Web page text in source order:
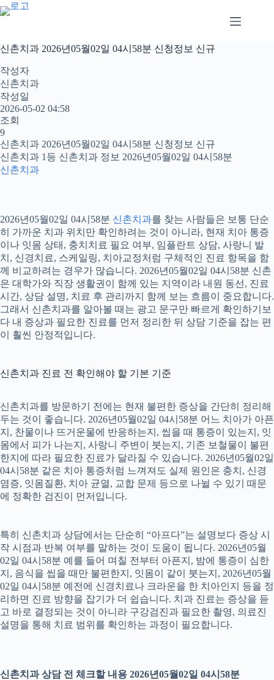
본
문
로
건
너
뛰
기
신촌치과 2026년05월02일 04시58분 신청정보 신규
작성자
신촌치과
작성일
2026-05-02 04:58
조회
9
신촌치과 2026년05월02일 04시58분 신청정보 신규
신촌치과 1등 신촌치과 정보 2026년05월02일 04시58분
신촌치과
2026년05월02일 04시58분 신촌치과를 찾는 사람들은 보통 단순
히 가까운 치과 위치만 확인하려는 것이 아니라, 현재 치아 통증
이나 잇몸 상태, 충치치료 필요 여부, 임플란트 상담, 사랑니 발
치, 신경치료, 스케일링, 치아교정처럼 구체적인 진료 항목을 함
께 비교하려는 경우가 많습니다. 2026년05월02일 04시58분 신촌
은 대학가와 직장 생활권이 함께 있는 지역이라 내원 동선, 진료
시간, 상담 설명, 치료 후 관리까지 함께 보는 흐름이 중요합니다.
그래서 신촌치과를 알아볼 때는 광고 문구만 빠르게 확인하기보
다 내 증상과 필요한 진료를 먼저 정리한 뒤 상담 기준을 잡는 편
이 훨씬 안정적입니다.
신촌치과 진료 전 확인해야 할 기본 기준
신촌치과를 방문하기 전에는 현재 불편한 증상을 간단히 정리해
두는 것이 좋습니다. 2026년05월02일 04시58분 어느 치아가 아픈
지, 찬물이나 뜨거운물에 반응하는지, 씹을 때 통증이 있는지, 잇
몸에서 피가 나는지, 사랑니 주변이 붓는지, 기존 보철물이 불편
한지에 따라 필요한 진료가 달라질 수 있습니다. 2026년05월02일
04시58분 같은 치아 통증처럼 느껴져도 실제 원인은 충치, 신경
염증, 잇몸질환, 치아 균열, 교합 문제 등으로 나뉠 수 있기 때문
에 정확한 검진이 먼저입니다.
특히 신촌치과 상담에서는 단순히 “아프다”는 설명보다 증상 시
작 시점과 반복 여부를 말하는 것이 도움이 됩니다. 2026년05월
02일 04시58분 예를 들어 며칠 전부터 아픈지, 밤에 통증이 심한
지, 음식을 씹을 때만 불편한지, 잇몸이 같이 붓는지, 2026년05월
02일 04시58분 예전에 신경치료나 크라운을 한 치아인지 등을 정
리하면 진료 방향을 잡기가 더 쉽습니다. 치과 진료는 증상을 듣
고 바로 결정되는 것이 아니라 구강검진과 필요한 촬영, 의료진
설명을 통해 치료 범위를 확인하는 과정이 필요합니다.
신촌치과 상담 전 체크할 내용 2026년05월02일 04시58분